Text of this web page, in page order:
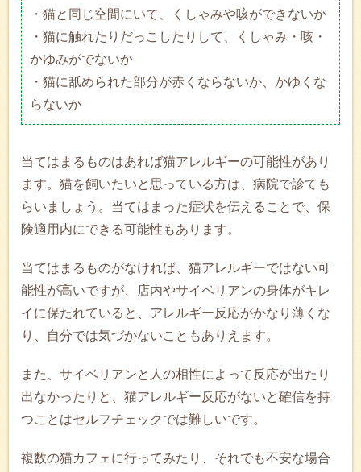
・猫と同じ空間にいて、くしゃみや咳ができないか
・猫に触れたりだっこしたりして、くしゃみ・咳・
かゆみがでないか
・猫に舐められた部分が赤くならないか、かゆくな
らないか
当てはまるものはあれば猫アレルギーの可能性があり
ます。猫を飼いたいと思っている方は、病院で診ても
らいましょう。当てはまった症状を伝えることで、保
険適用内にできる可能性もあります。
当てはまるものがなければ、猫アレルギーではない可
能性が高いですが、店内やサイベリアンの身体がキレ
イに保たれていると、アレルギー反応がかなり薄くな
り、自分では気づかないこともありえます。
また、サイベリアンと人の相性によって反応が出たり
出なかったりと、猫アレルギー反応がないと確信を持
つことはセルフチェックでは難しいです。
複数の猫カフェに行ってみたり、それでも不安な場合